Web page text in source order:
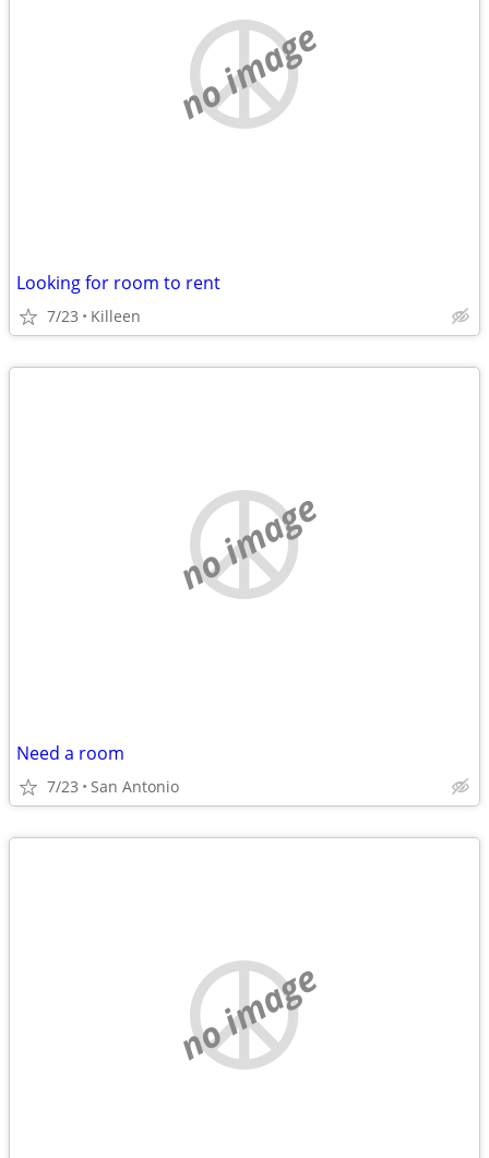
no image
Looking for room to rent
7/23 Killeen
no image
Need a room
7/23 San Antonio
no image